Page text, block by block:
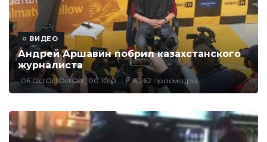
ВИДЕО
Андрей Аршавин побрил казахстанского
журналиста
06 OctOctOctOct, 00:1010 6,262 просмотры